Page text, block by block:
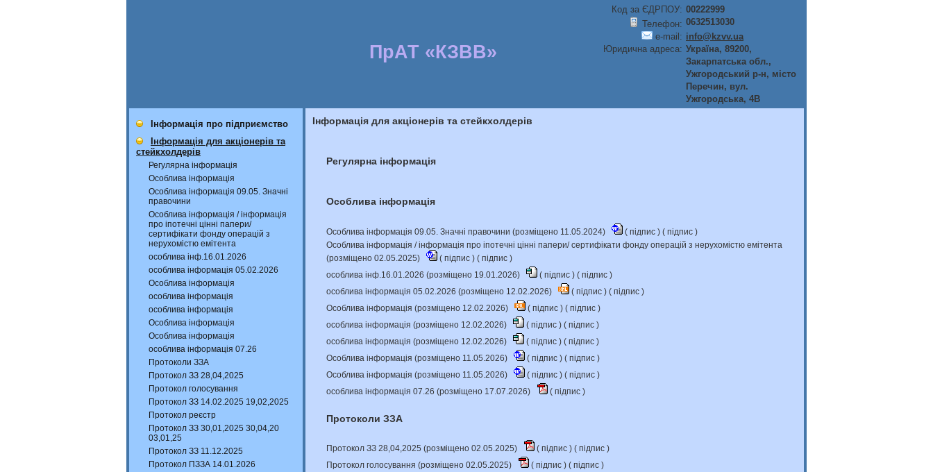
ПрАТ «КЗВВ»
Код за ЄДРПОУ: 00222999
Телефон: 0632513030
e-mail: info@kzvv.ua
Юридична адреса: Україна, 89200,
Закарпатська обл.,
Ужгородський р-н, мiсто
Перечин, вул.
Ужгородська, 4В
Інформація про підприємство
Інформація для акціонерів та
стейкхолдерів
Регулярна інформація
Особлива інформація
Особлива інформація 09.05. Значні
правочини
Особлива інформація / інформація
про іпотечні цінні папери/
сертифікати фонду операцій з
нерухомістю емітента
особлива інф.16.01.2026
особлива інформація 05.02.2026
Особлива інформація
особлива інформація
особлива інформація
Особлива інформація
Особлива інформація
особлива інформація 07.26
Протоколи ЗЗА
Протокол ЗЗ 28,04,2025
Протокол голосування
Протокол ЗЗ 14.02.2025 19,02,2025
Протокол реєстр
Протокол ЗЗ 30,01,2025 30,04,20
03,01,25
Протокол ЗЗ 11.12.2025
Протокол ПЗЗА 14.01.2026
Інформація для акціонерів та стейкхолдерів
Регулярна інформація
Особлива інформація
Особлива інформація 09.05. Значні правочини (розміщено 11.05.2024) ( підпис ) ( підпис )
Особлива інформація / інформація про іпотечні цінні папери/ сертифікати фонду операцій з нерухомістю емітента
(розміщено 02.05.2025)
( підпис ) ( підпис )
особлива інф.16.01.2026 (розміщено 19.01.2026)
( підпис ) ( підпис )
особлива інформація 05.02.2026 (розміщено 12.02.2026)
( підпис ) ( підпис )
Особлива інформація (розміщено 12.02.2026)
( підпис ) ( підпис )
особлива інформація (розміщено 12.02.2026)
( підпис ) ( підпис )
особлива інформація (розміщено 12.02.2026)
( підпис ) ( підпис )
Особлива інформація (розміщено 11.05.2026)
( підпис ) ( підпис )
Особлива інформація (розміщено 11.05.2026)
( підпис ) ( підпис )
особлива інформація 07.26 (розміщено 17.07.2026)
( підпис )
Протоколи ЗЗА
Протокол ЗЗ 28,04,2025 (розміщено 02.05.2025) ( підпис ) ( підпис )
Протокол голосування (розміщено 02.05.2025)
( підпис ) ( підпис )